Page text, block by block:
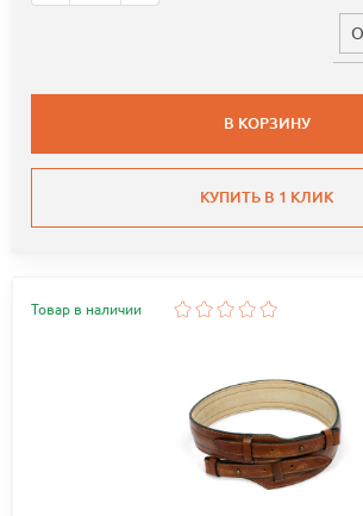
В КОРЗИНУ
КУПИТЬ В 1 КЛИК
Товар в наличии